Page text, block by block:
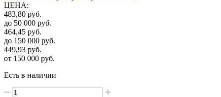
ЦЕНА:
483,80 руб.
до 50 000 руб.
464,45 руб.
до 150 000 руб.
449,93 руб.
от 150 000 руб.
Есть в наличии